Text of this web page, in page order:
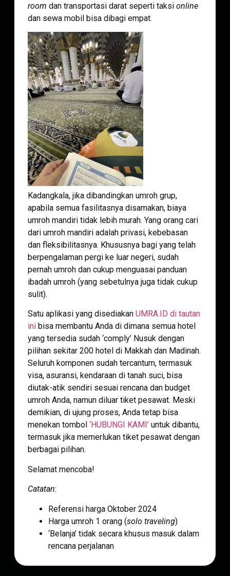
room dan transportasi darat seperti taksi online
dan sewa mobil bisa dibagi empat.
Kadangkala, jika dibandingkan umroh grup,
apabila semua fasilitasnya disamakan, biaya
umroh mandiri tidak lebih murah. Yang orang cari
dari umroh mandiri adalah privasi, kebebasan
dan fleksibilitasnya. Khususnya bagi yang telah
berpengalaman pergi ke luar negeri, sudah
pernah umroh dan cukup menguasai panduan
ibadah umroh (yang sebetulnya juga tidak cukup
sulit).
Satu aplikasi yang disediakan UMRA.ID di tautan
ini bisa membantu Anda di dimana semua hotel
yang tersedia sudah ‘comply’ Nusuk dengan
pilihan sekitar 200 hotel di Makkah dan Madinah.
Seluruh komponen sudah tercantum, termasuk
visa, asuransi, kendaraan di tanah suci, bisa
diutak-atik sendiri sesuai rencana dan budget
umroh Anda, namun diluar tiket pesawat. Meski
demikian, di ujung proses, Anda tetap bisa
menekan tombol ‘HUBUNGI KAMI’ untuk dibantu,
termasuk jika memerlukan tiket pesawat dengan
berbagai pilihan.
Selamat mencoba!
Catatan:
Referensi harga Oktober 2024
Harga umroh 1 orang (solo traveling)
‘Belanja’ tidak secara khusus masuk dalam
rencana perjalanan